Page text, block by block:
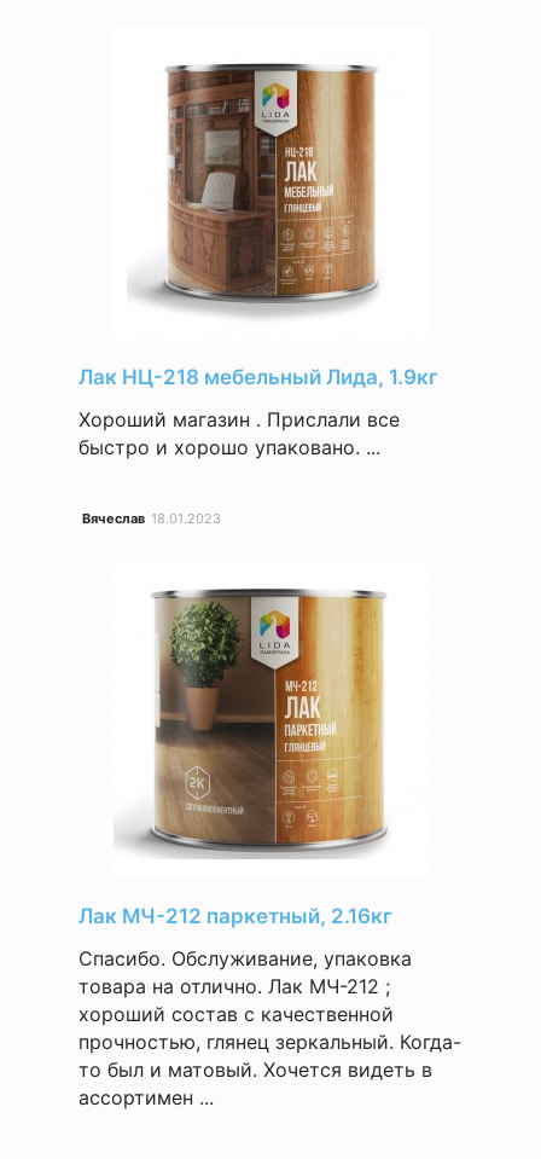
Лак НЦ-218 мебельный Лида, 1.9кг
Хороший магазин . Прислали все
быстро и хорошо упаковано. ...
Вячеслав 18.01.2023
Лак МЧ-212 паркетный, 2.16кг
Спасибо. Обслуживание, упаковка
товара на отлично. Лак МЧ-212 ;
хороший состав с качественной
прочностью, глянец зеркальный. Когда-
то был и матовый. Хочется видеть в
ассортимен ...